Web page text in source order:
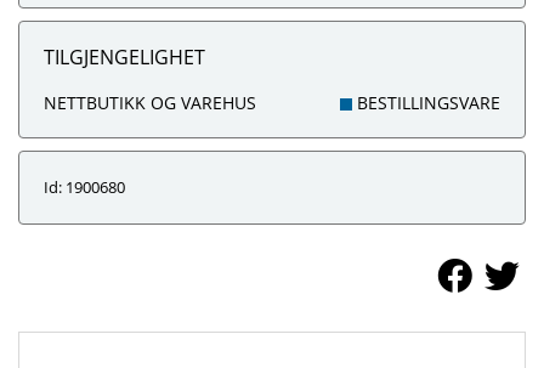
TILGJENGELIGHET
NETTBUTIKK OG VAREHUS BESTILLINGSVARE
Id: 1900680